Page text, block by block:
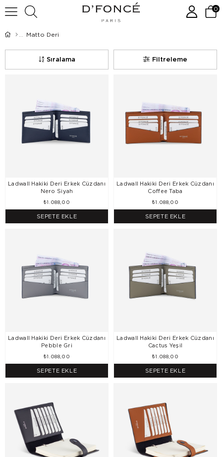
0
Matto Deri
Filtreleme
Sıralama
Ladwall Hakiki Deri Erkek Cüzdanı
Nero Siyah
₺1.088,00
SEPETE EKLE
Ladwall Hakiki Deri Erkek Cüzdanı
Coffee Taba
₺1.088,00
SEPETE EKLE
Ladwall Hakiki Deri Erkek Cüzdanı
Pebble Gri
₺1.088,00
SEPETE EKLE
Ladwall Hakiki Deri Erkek Cüzdanı
Cactus Yeşil
₺1.088,00
SEPETE EKLE